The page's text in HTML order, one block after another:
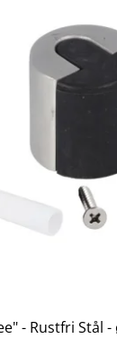
- Rustfri Stål -